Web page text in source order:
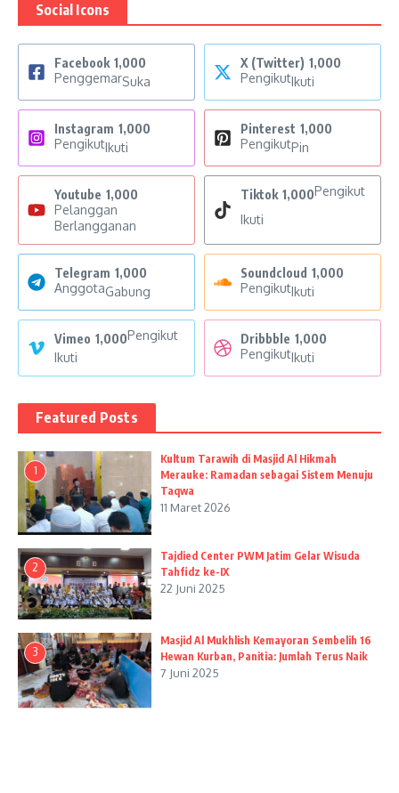
Social Icons
Facebook 1,000
PenggemarSuka
X (Twitter) 1,000
PengikutIkuti
Instagram 1,000
PengikutIkuti
Pinterest 1,000
PengikutPin
Youtube 1,000
Pelanggan
Berlangganan
Tiktok 1,000Pengikut
Ikuti
Telegram 1,000
AnggotaGabung
Soundcloud 1,000
PengikutIkuti
Vimeo 1,000Pengikut
Ikuti
Dribbble 1,000
PengikutIkuti
Featured Posts
1
Kultum Tarawih di Masjid Al Hikmah
Merauke: Ramadan sebagai Sistem Menuju
Taqwa
11 Maret 2026
2
Tajdied Center PWM Jatim Gelar Wisuda
Tahfidz ke-IX
22 Juni 2025
3
Masjid Al Mukhlish Kemayoran Sembelih 16
Hewan Kurban, Panitia: Jumlah Terus Naik
7 Juni 2025